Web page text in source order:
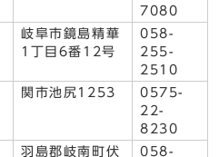
7080
岐阜市鏡島精華
1丁目6番12号
058-
255-
2510
関市池尻1253
0575-
22-
8230
羽島郡岐南町伏
058-